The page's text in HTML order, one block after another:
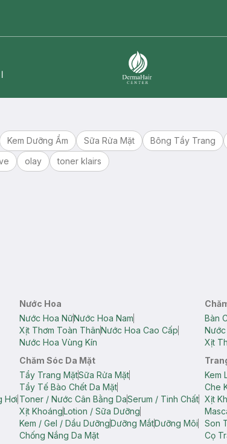
Kem Dưỡng Ẩm Sữa Rửa Mặt Bông Tẩy Trang
olay toner klairs
Nước Hoa
Nước Hoa NữNước Hoa Nam
Xịt Thơm Toàn ThânNước Hoa Cao Cấp
Nước Hoa Vùng Kín
Bàn
Xịt
Hơi
Chăm Sóc Da Mặt
Tẩy Trang MặtSữa Rửa Mặt
Tẩy Tế Bào Chết Da Mặt
Toner / Nước Cân Bằng DaSerum / Tinh Chất
Xịt KhoángLotion / Sữa Dưỡng
Kem / Gel / Dầu DưỡngDưỡng MắtDưỡng Môi
Chống Nắng Da Mặt
Kem
Che
Xịt
Son
Cọ